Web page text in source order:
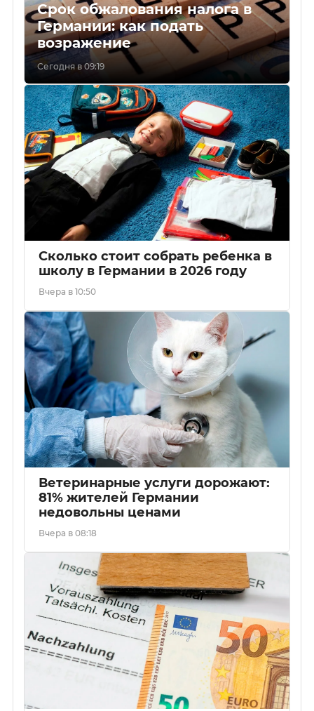
Срок обжалования налога в
Германии: как подать
возражение
Сегодня в 09:19
Сколько стоит собрать ребенка в
школу в Германии в 2026 году
Вчера в 10:50
Ветеринарные услуги дорожают:
81% жителей Германии
недовольны ценами
Вчера в 08:18